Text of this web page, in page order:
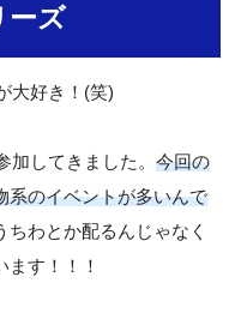
ーズ
大好き！(笑)
してきました。 今回の
系のイベントが多いんで
わとか配るんじゃなく
す！！！